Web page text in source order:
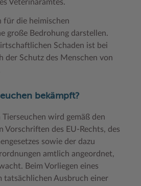
(EG-DLRL)
Wirtschaften
Stormarn
Stormarn
Veterinäramtes.
für die heimischen
große Bedrohung darstellen.
Schaden ist bei
der Schutz des Menschen von
bekämpft?
wird gemäß den
Vorschriften des EU-Rechts, des
sowie der dazu
amtlich angeordnet,
Beim Vorliegen eines
tatsächlichen Ausbruch einer